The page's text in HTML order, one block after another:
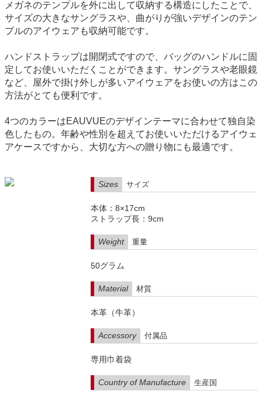
メガネのテンプルを外に出して収納する構造にしたことで、
サイズの大きなサングラスや、曲がりが強いデザインのテン
プルのアイウェアも収納可能です。
ハンドストラップは開閉式ですので、バッグのハンドルに固
定してお使いいただくことができます。サングラスや老眼鏡
など、屋外で掛け外しが多いアイウェアをお使いの方はこの
方法がとても便利です。
4つのカラーはEAUVUEのデザインテーマに合わせて独自染
色したもの。年齢や性別を超えてお使いいただけるアイウェ
アケースですから、大切な方への贈り物にも最適です。
Sizes サイズ
本体：8×17cm
ストラップ長：9cm
Weight 重量
50グラム
Material 材質
本革（牛革）
Accessory 付属品
専用巾着袋
Country of Manufacture 生産国